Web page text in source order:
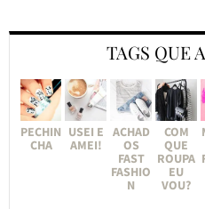
TAGS QUE
PECHIN
CHA
USEI E
AMEI!
ACHAD
OS
FAST
FASHIO
N
COM
QUE
ROUPA
EU
VOU?